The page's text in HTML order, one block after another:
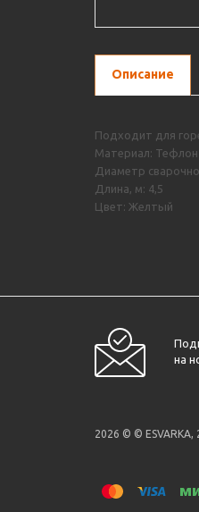
Описание
Подходит для
Материал: Тефлон
Диаметр
Длина, м: 4,5
Цвет: Желтый
на
2026 © © ESVARKA,